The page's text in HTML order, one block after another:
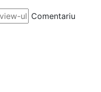
Comentariu